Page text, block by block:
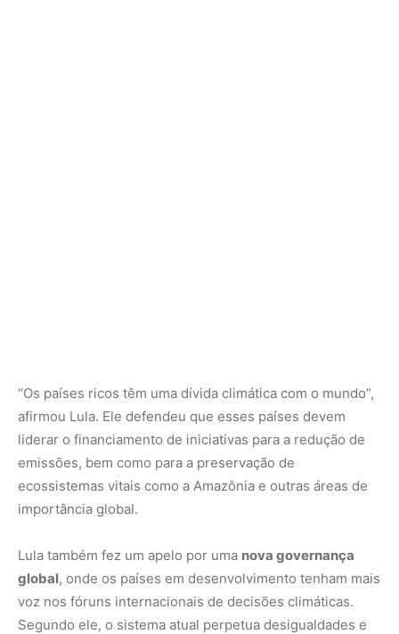
“Os países ricos têm uma dívida climática com o mundo”,
afirmou Lula. Ele defendeu que esses países devem
liderar o financiamento de iniciativas para a redução de
emissões, bem como para a preservação de
ecossistemas vitais como a Amazônia e outras áreas de
importância global.
Lula também fez um apelo por uma nova governança
global, onde os países em desenvolvimento tenham mais
voz nos fóruns internacionais de decisões climáticas.
Segundo ele, o sistema atual perpetua desigualdades e